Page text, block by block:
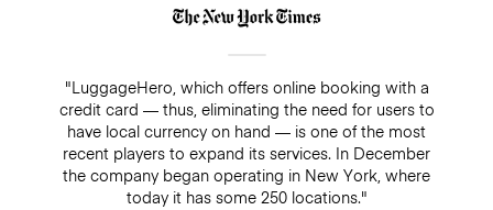
"LuggageHero, which offers online booking with a
credit card — thus, eliminating the need for users to
have local currency on hand — is one of the most
recent players to expand its services. In December
the company began operating in New York, where
today it has some 250 locations."